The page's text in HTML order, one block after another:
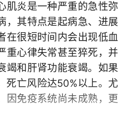
肌炎是一种严重的急性弥
，其特点是起病急、进展
在很短时间内会出现低血
重心律失常甚至猝死，并
竭和肝肾功能衰竭。如果
死亡风险达50%以上。尤
因免疫系统尚未成熟，更